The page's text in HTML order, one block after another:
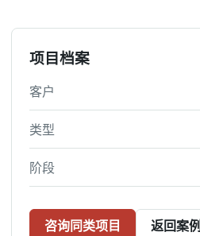
项目档案
客户
类型
阶段
咨询同类项目 返回案例